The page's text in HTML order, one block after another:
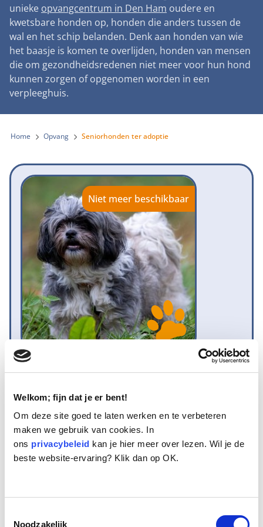
Welkom; fijn dat je er bent!
Om deze site goed te laten werken en te verbeteren
maken we gebruik van cookies. In
ons privacybeleid kan je hier meer over lezen. Wil je de
beste website-ervaring? Klik dan op OK.
Noodzakelijk
Landelijke registratie bijtincidenten
Verantwoord fokbeleid
Landelijk vuurwerkverbod
Verplichte pre-aanschaf cursus
Gemeentelijk meldpunt bijtincidenten
Bescherming tegen grasaren
Lezingen
Symposium Gemeentelijk Dierenbeleid
Teken onze petitie
Steun als bedrijf
Adopteer een seniorhond
Sponsor een seniorhond
Steun als vrijwilliger
Honden voor Honden Loop
Vraag een donatiebox aan
Wat wij doen
Onze organisatie
Samenwerking
Jaarverslag
Vacatures
Donateursmagazine Hond
Onze successen voor honden
Contactgegevens
Pers
Nieuws
Nieuwsbrief
Incassodata
Zoeken
unieke opvangcentrum in Den Ham oudere en
kwetsbare honden op, honden die anders tussen de
wal en het schip belanden. Denk aan honden van wie
het baasje is komen te overlijden, honden van mensen
die om gezondheidsredenen niet meer voor hun hond
kunnen zorgen of opgenomen worden in een
verpleeghuis.
Home Opvang Seniorhonden ter adoptie
Niet meer beschikbaar
Ras/type: Bastaard
Geslacht:
Reden opvang:
Overlijden eigenaresse
Hoeveel dagen te gast geweest:
15 dagen
een Lhasa Apso. Het is een mooi verzorgd hondje dat in het